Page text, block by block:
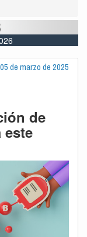
de marzo de 2025
de
este